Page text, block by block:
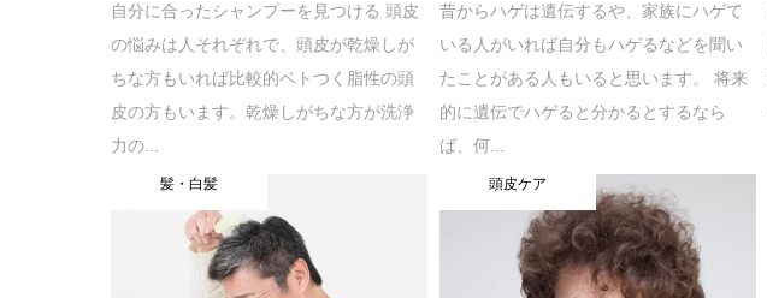
自分に合ったシャンプーを見つける 頭皮
の悩みは人それぞれで、頭皮が乾燥しが
ちな方もいれば比較的ベトつく脂性の頭
皮の方もいます。乾燥しがちな方が洗浄
力の...
昔からハゲは遺伝するや、家族にハゲて
いる人がいれば自分もハゲるなどを聞い
たことがある人もいると思います。 将来
的に遺伝でハゲると分かるとするなら
ば、何...
髪・白髪 頭皮ケア